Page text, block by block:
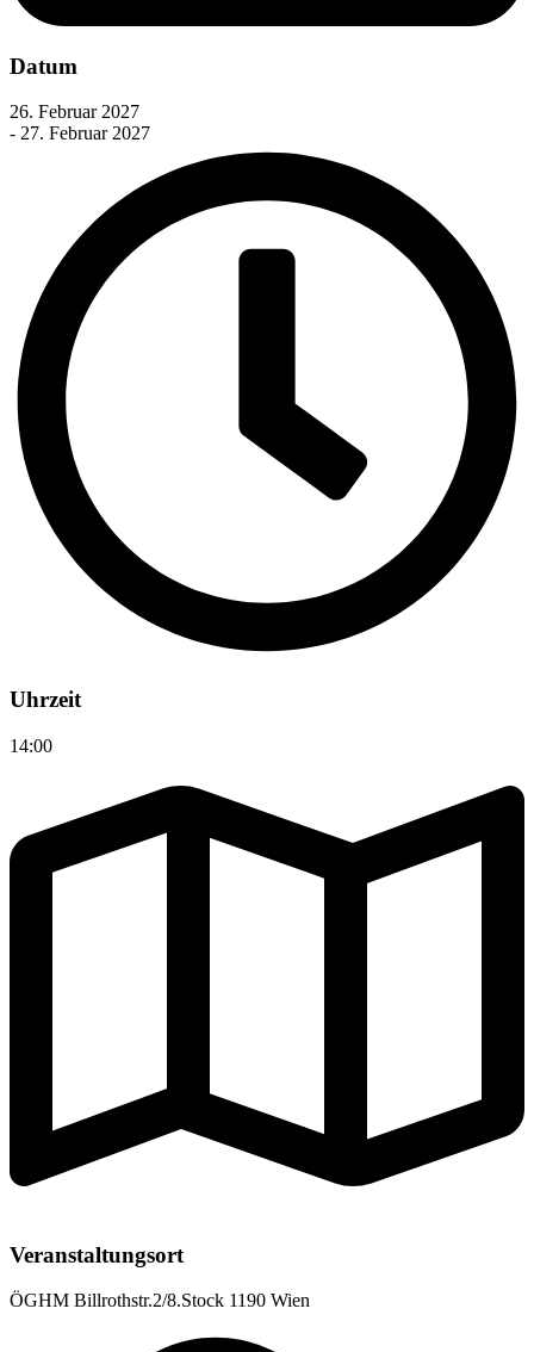
Datum
26. Februar 2027
- 27. Februar 2027
Uhrzeit
14:00
Veranstaltungsort
ÖGHM Billrothstr.2/8.Stock 1190 Wien